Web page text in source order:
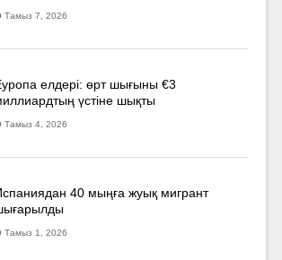
Тамыз 7, 2026
елдері: өрт шығыны €3
үстіне шықты
Тамыз 4, 2026
40 мыңға жуық мигрант
Тамыз 1, 2026